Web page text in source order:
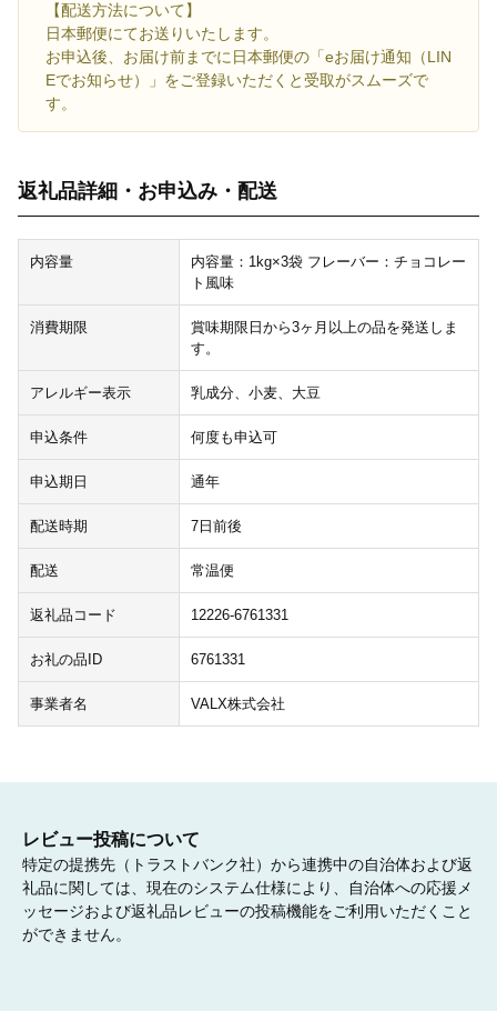
【配送方法について】
日本郵便にてお送りいたします。
お申込後、お届け前までに日本郵便の「eお届け通知（LIN
Eでお知らせ）」をご登録いただくと受取がスムーズで
す。
返礼品詳細・お申込み・配送
内容量
内容量：1kg×3袋 フレーバー：チョコレー
ト風味
消費期限
賞味期限日から3ヶ月以上の品を発送しま
す。
アレルギー表示 乳成分、小麦、大豆
申込条件 何度も申込可
申込期日 通年
配送時期 7日前後
配送 常温便
返礼品コード 12226-6761331
お礼の品ID 6761331
事業者名 VALX株式会社
レビュー投稿について
特定の提携先（トラストバンク社）から連携中の自治体および返
礼品に関しては、現在のシステム仕様により、自治体への応援メ
ッセージおよび返礼品レビューの投稿機能をご利用いただくこと
ができません。